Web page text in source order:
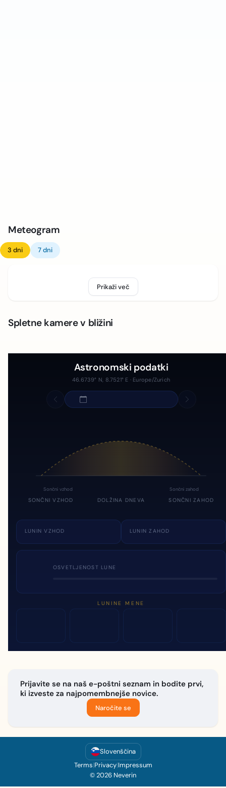
Meteogram
3 dni 7 dni
Prikaži več
Spletne kamere v bližini
Astronomski podatki
46.6739° N, 8.7521° E · Europe/Zurich
Sončni vzhod Sončni zahod
SONČNI VZHOD DOLŽINA DNEVA SONČNI ZAHOD
LUNIN VZHOD LUNIN ZAHOD
OSVETLJENOST LUNE
LUNINE MENE
Prijavite se na naš e-poštni seznam in bodite prvi,
ki izveste za najpomembnejše novice.
Naročite se
Slovenščina
Terms|Privacy|Impressum
© 2026 Neverin